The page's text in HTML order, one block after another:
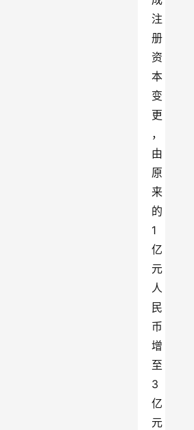
注
册
资
本
变
更
，
由
原
来
的
1
亿
元
人
民
币
增
至
3
亿
元